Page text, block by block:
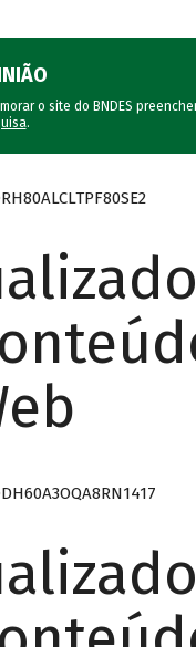
o site do BNDES
.